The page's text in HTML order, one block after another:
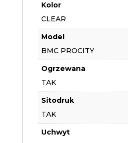
Kolor
CLEAR
Model
BMC PROCITY
Ogrzewana
TAK
Sitodruk
TAK
Uchwyt